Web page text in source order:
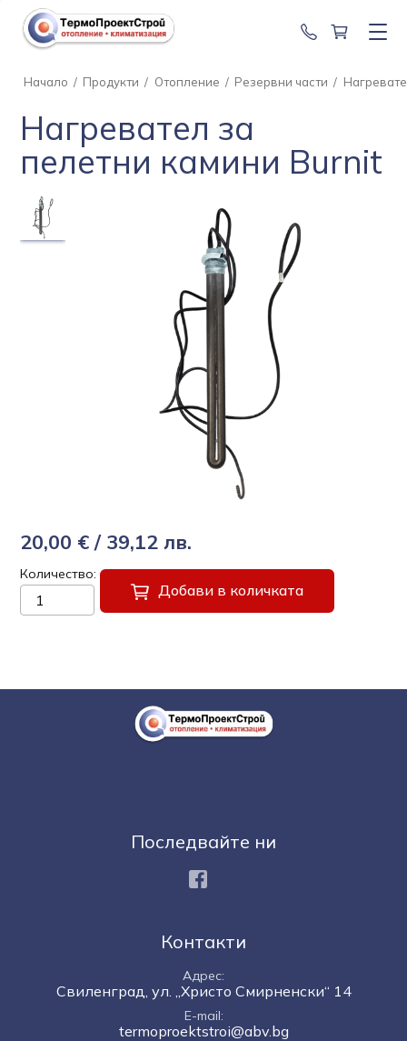
0888 201
Начало / Продукти / Отопление / Резервни части /
Нагревател за
пелетни камини Burnit
20,00 € / 39,12 лв.
Количество
Добави в количката
Контакти
Адрес
Свиленград, ул. „Христо Смирненски“ 14
E-mail
termoproektstroi@abv.bg
Последвайте ни